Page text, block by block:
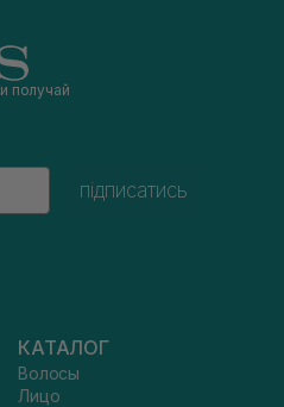
и получай
підписатись
КАТАЛОГ
Волосы
Лицо